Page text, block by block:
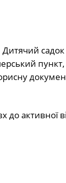
пункт,
до активної